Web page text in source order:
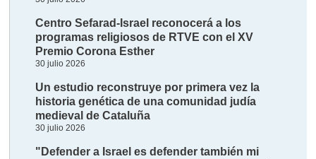
Centro Sefarad-Israel reconocerá a los
programas religiosos de RTVE con el XV
Premio Corona Esther
30 julio 2026
Un estudio reconstruye por primera vez la
historia genética de una comunidad judía
medieval de Cataluña
30 julio 2026
"Defender a Israel es defender también mi